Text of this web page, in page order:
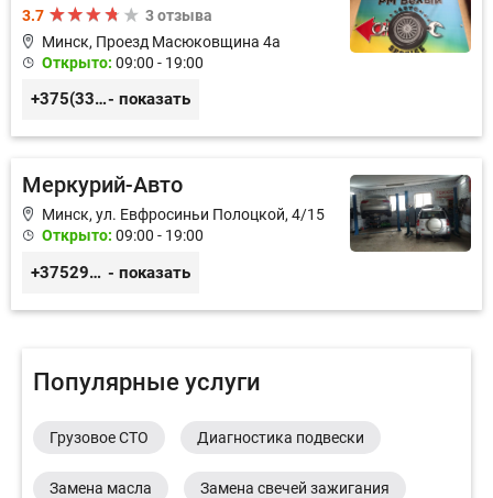
3.7
3 отзыва
Минск, Проезд Масюковщина 4а
Открыто: 09:00 - 19:00
+375(33)3-300-200- показать
Меркурий-Авто
Минск, ул. Евфросиньи Полоцкой, 4/15
Открыто: 09:00 - 19:00
+375299888100 - показать
Популярные услуги
Грузовое СТО Диагностика подвески
Замена масла Замена свечей зажигания